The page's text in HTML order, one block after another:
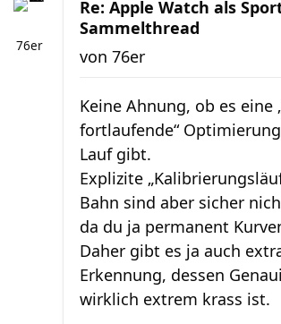
76er
Re: Apple Watch als
Sammelthread
von 76er
Keine Ahnung, ob es eine
fortlaufende“
Lauf gibt.
Explizite
Bahn sind aber sicher
da du ja permanent
Daher gibt es ja auch
Erkennung, dessen
wirklich extrem krass ist.